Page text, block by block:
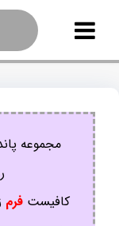
مجموعه
کافیستفرم